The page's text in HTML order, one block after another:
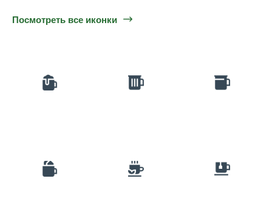
Посмотреть все иконки